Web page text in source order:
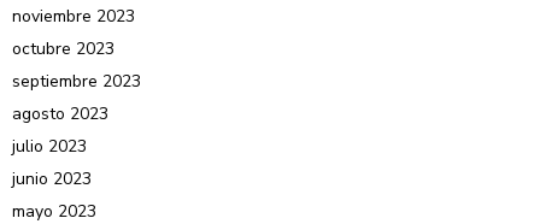
noviembre 2023
octubre 2023
septiembre 2023
agosto 2023
julio 2023
junio 2023
mayo 2023